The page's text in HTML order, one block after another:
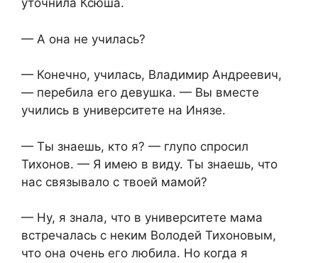
уточнила Ксюша.
— А она не училась?
— Конечно, училась, Владимир Андреевич,
— перебила его девушка. — Вы вместе
учились в университете на Инязе.
— Ты знаешь, кто я? — глупо спросил
Тихонов. — Я имею в виду. Ты знаешь, что
нас связывало с твоей мамой?
— Ну, я знала, что в университете мама
встречалась с неким Володей Тихоновым,
что она очень его любила. Но когда я